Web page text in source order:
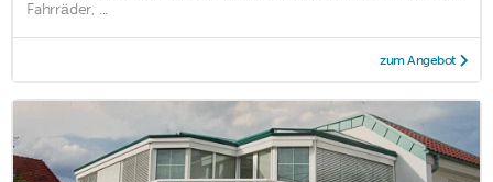
Fahrräder, ...
zum Angebot